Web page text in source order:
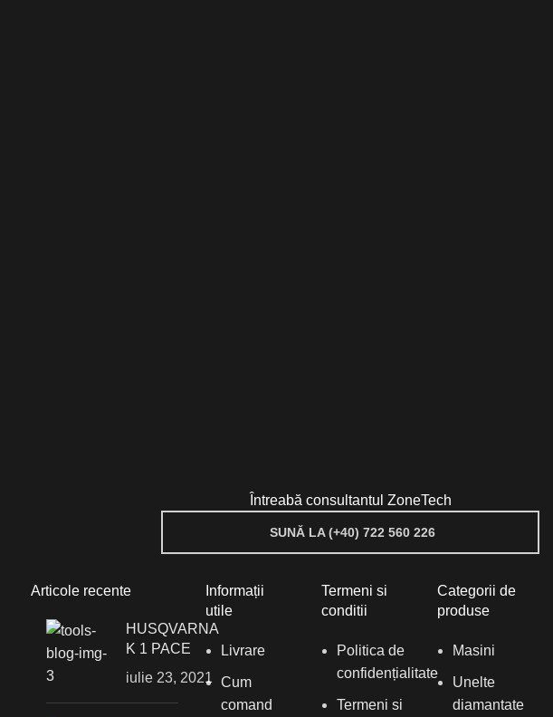
Întreabă consultantul ZoneTech
SUNĂ LA (+40) 722 560 226
Articole recente
HUSQVARNA
K 1 PACE
iulie 23, 2021
Informații
utile
Livrare
Cum
comand
Termeni si
conditii
Politica de
confidențialitate
Termeni si
Categorii de
produse
Masini
Unelte
diamantate